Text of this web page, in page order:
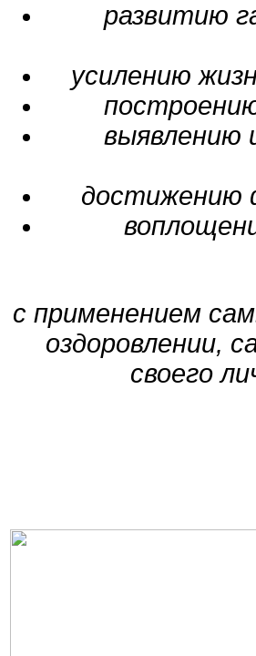
развитию
усилению
выявлению
достижению
c применением
оздоровлении,
своего